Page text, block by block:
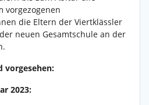
vorgezogenen
die Eltern der Viertklässler
neuen Gesamtschule an der
vorgesehen:
2023: